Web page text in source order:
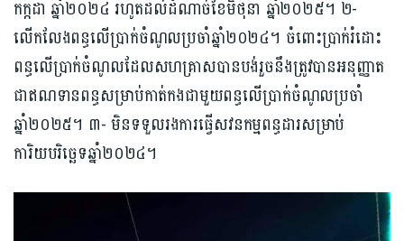
កក្កដា ឆ្នាំ២០២៤ រហូតដល់ដំណាច់ខែមិថុនា ឆ្នាំ២០២៥។ ២-
លើកលែងពន្ធលើប្រាក់ចំណូលប្រចាំឆ្នាំ២០២៤។ ចំពោះប្រាក់រំដោះ
ពន្ធលើប្រាក់ចំណូលដែលសហគ្រាសបានបង់រួចនឹងត្រូវបានអនុញ្ញាត
ជាឥណទានពន្ធសម្រាប់កាត់កងជាមួយពន្ធលើប្រាក់ចំណូលប្រចាំ
ឆ្នាំ២០២៥។ ៣- មិនទទួលរងការធ្វើសវនកម្មពន្ធដារសម្រាប់
ការិយបរិច្ឆេទឆ្នាំ២០២៤។